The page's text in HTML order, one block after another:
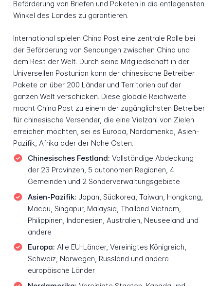
Beförderung von Briefen und Paketen in die entlegensten
Winkel des Landes zu garantieren.
International spielen China Post eine zentrale Rolle bei
der Beförderung von Sendungen zwischen China und
dem Rest der Welt. Durch seine Mitgliedschaft in der
Universellen Postunion kann der chinesische Betreiber
Pakete an über 200 Länder und Territorien auf der
ganzen Welt verschicken. Diese globale Reichweite
macht China Post zu einem der zugänglichsten Betreiber
für chinesische Versender, die eine Vielzahl von Zielen
erreichen möchten, sei es Europa, Nordamerika, Asien-
Pazifik, Afrika oder der Nahe Osten.
Chinesisches Festland: Vollständige Abdeckung
der 23 Provinzen, 5 autonomen Regionen, 4
Gemeinden und 2 Sonderverwaltungsgebiete
Asien-Pazifik: Japan, Südkorea, Taiwan, Hongkong,
Macau, Singapur, Malaysia, Thailand Vietnam,
Philippinen, Indonesien, Australien, Neuseeland und
andere
Europa: Alle EU-Länder, Vereinigtes Königreich,
Schweiz, Norwegen, Russland und andere
europäische Länder